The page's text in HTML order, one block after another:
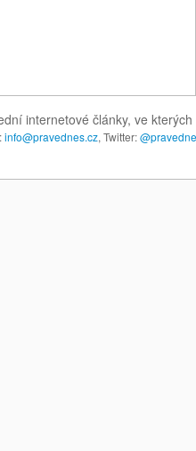
internetové články, ve
info@pravednes.cz, Twitter: